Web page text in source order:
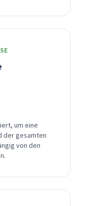
um eine
der gesamten
von den